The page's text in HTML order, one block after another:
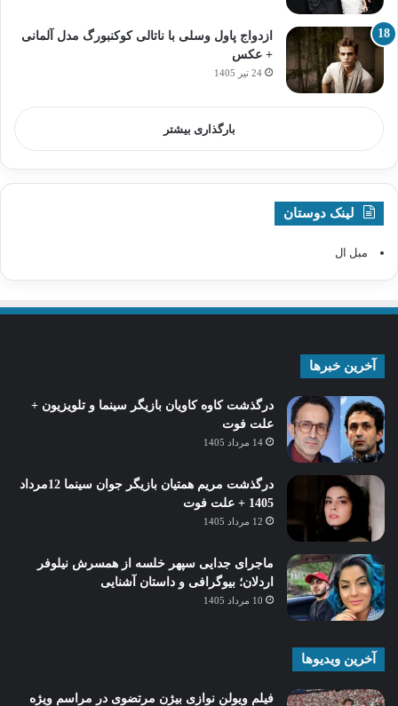
ازدواج پاول وسلی با ناتالی کوکنبورگ مدل آلمانی
+ عکس
24 تیر 1405
بارگذاری بیشتر
لینک دوستان
مبل ال
آخرین خبرها
درگذشت کاوه کاویان بازیگر سینما و تلویزیون +
علت فوت
14 مرداد 1405
درگذشت مریم همتیان بازیگر جوان سینما 12مرداد
1405 + علت فوت
12 مرداد 1405
ماجرای جدایی سپهر خلسه از همسرش نیلوفر
اردلان؛ بیوگرافی و داستان آشنایی
10 مرداد 1405
آخرین ویدیوها
فیلم ویولن نوازی بیژن مرتضوی در مراسم ویژه